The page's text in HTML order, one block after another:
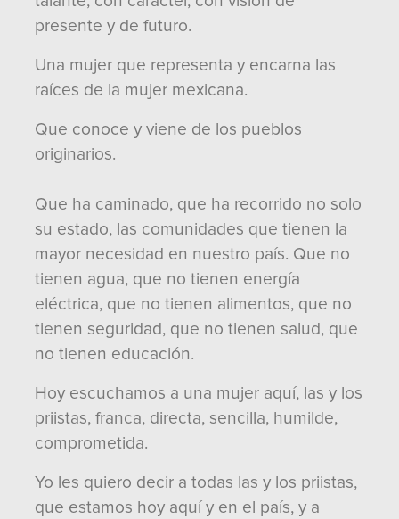
presente y de futuro.
Una mujer que representa y encarna las
raíces de la mujer mexicana.
Que conoce y viene de los pueblos
originarios.
Que ha caminado, que ha recorrido no solo
su estado, las comunidades que tienen la
mayor necesidad en nuestro país. Que no
tienen agua, que no tienen energía
eléctrica, que no tienen alimentos, que no
tienen seguridad, que no tienen salud, que
no tienen educación.
Hoy escuchamos a una mujer aquí, las y los
priistas, franca, directa, sencilla, humilde,
comprometida.
Yo les quiero decir a todas las y los priistas,
que estamos hoy aquí y en el país, y a